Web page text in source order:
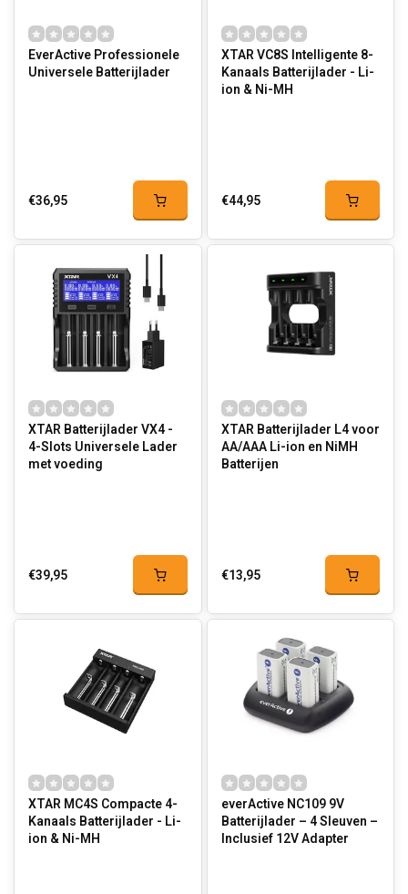
EverActive Professionele
Universele Batterijlader
€36,95
XTAR VC8S Intelligente 8-
Kanaals Batterijlader - Li-
ion & Ni-MH
€44,95
XTAR Batterijlader VX4 -
4-Slots Universele Lader
met voeding
€39,95
XTAR Batterijlader L4 voor
AA/AAA Li-ion en NiMH
Batterijen
€13,95
XTAR MC4S Compacte 4-
Kanaals Batterijlader - Li-
ion & Ni-MH
everActive NC109 9V
Batterijlader – 4 Sleuven –
Inclusief 12V Adapter